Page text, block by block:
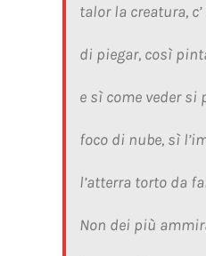
talor la creatura,
di piegar, così
e sì come veder si
foco di nube, sì
l’atterra torto da
Non dei più